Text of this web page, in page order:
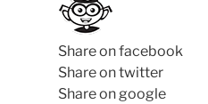
Share on facebook
Share on twitter
Share on google